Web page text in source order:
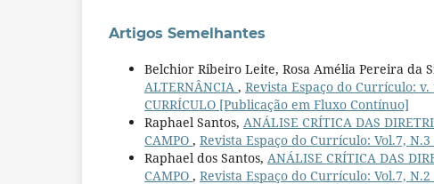
Artigos Semelhantes
Belchior Ribeiro Leite, Rosa Amélia Pereira da
ALTERNÂNCIA , Revista Espaço do Currículo: v.
CURRÍCULO [Publicação em Fluxo Contínuo]
Raphael Santos, ANÁLISE CRÍTICA DAS
CAMPO , Revista Espaço do Currículo: Vol.7,
Raphael dos Santos, ANÁLISE CRÍTICA DAS
CAMPO , Revista Espaço do Currículo: Vol.7, N.2